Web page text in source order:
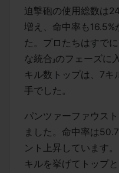
迫撃砲の使用総数は
増え、命中率も16.5%
た。プロたちはすでに
な統合」のフェーズ
キル数トップは、7キ
手でした。
パンツァーファウス
ました。命中率は
ント上昇しています
キルを挙げてトップ